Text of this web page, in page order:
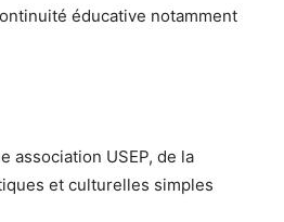
éducative notamment
association USEP, de la
et culturelles simples